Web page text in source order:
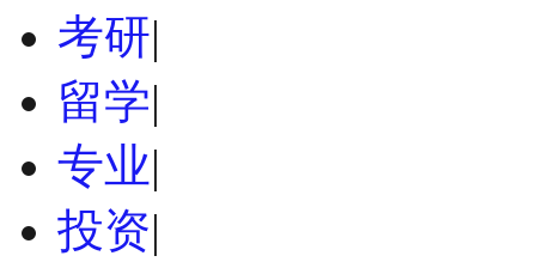
考研|
留学|
专业|
投资|